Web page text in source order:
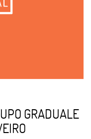
GRADUALE